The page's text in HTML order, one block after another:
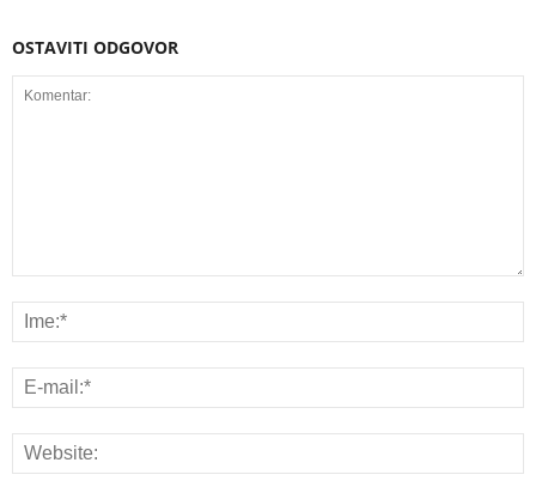
OSTAVITI ODGOVOR